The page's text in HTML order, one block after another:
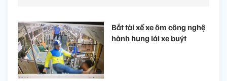
Bắt tài xế xe ôm công nghệ
hành hung lái xe buýt